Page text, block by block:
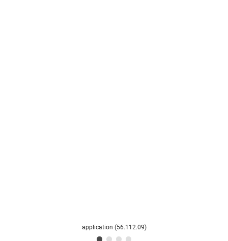
application (56.112.09)